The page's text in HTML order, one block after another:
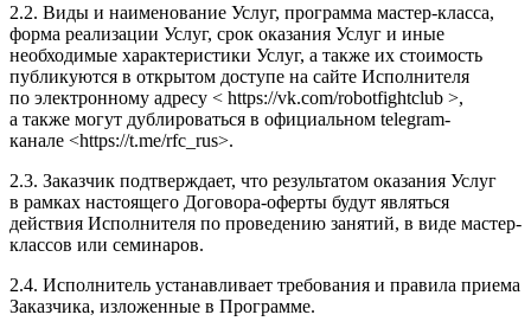
2.2. Виды и наименование Услуг, программа мастер-​класса,
форма реализации Услуг, срок оказания Услуг и иные
необходимые характеристики Услуг, а также их стоимость
публикуются в открытом доступе на сайте Исполнителя
по электронному адресу < https://vk.com/robotfightclub >,
а также могут дублироваться в официальном telegram-​
канале <https://t.me/rfc_rus>.
2.3. Заказчик подтверждает, что результатом оказания Услуг
в рамках настоящего Договора-​оферты будут являться
действия Исполнителя по проведению занятий, в виде мастер-​
классов или семинаров.
2.4. Исполнитель устанавливает требования и правила приема
Заказчика, изложенные в Программе.